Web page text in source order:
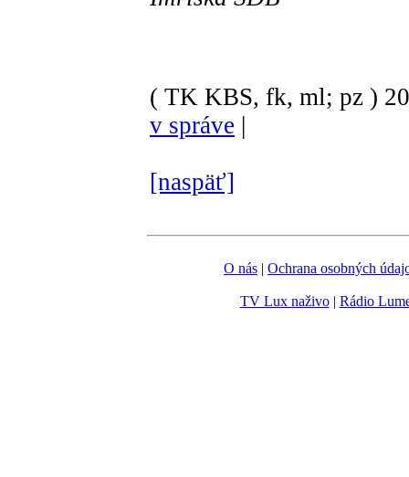
( TK KBS, fk, ml; pz )
v správe |
[naspäť]
O nás | Ochrana osobných
TV Lux naživo| Rádio